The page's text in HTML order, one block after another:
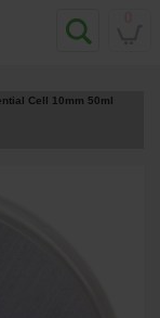
Cell 10mm 50ml